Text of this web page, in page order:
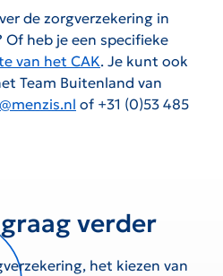
de zorgverzekering in
heb je een specifieke
van het CAK. Je kunt ook
Team Buitenland van
of +31 (0)53 485
verder
het kiezen van